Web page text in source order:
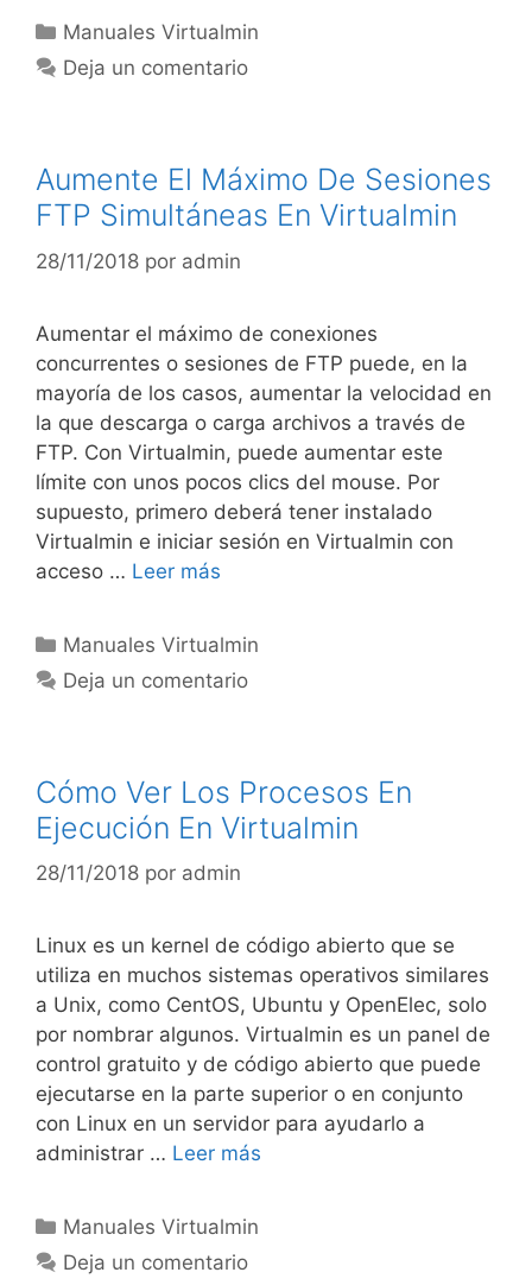
Manuales Virtualmin
Deja un comentario
Aumente El Máximo De Sesiones
FTP Simultáneas En Virtualmin
28/11/2018 por admin
Aumentar el máximo de conexiones
concurrentes o sesiones de FTP puede, en la
mayoría de los casos, aumentar la velocidad en
la que descarga o carga archivos a través de
FTP. Con Virtualmin, puede aumentar este
límite con unos pocos clics del mouse. Por
supuesto, primero deberá tener instalado
Virtualmin e iniciar sesión en Virtualmin con
acceso … Leer más
Manuales Virtualmin
Deja un comentario
Cómo Ver Los Procesos En
Ejecución En Virtualmin
28/11/2018 por admin
Linux es un kernel de código abierto que se
utiliza en muchos sistemas operativos similares
a Unix, como CentOS, Ubuntu y OpenElec, solo
por nombrar algunos. Virtualmin es un panel de
control gratuito y de código abierto que puede
ejecutarse en la parte superior o en conjunto
con Linux en un servidor para ayudarlo a
administrar … Leer más
Manuales Virtualmin
Deja un comentario